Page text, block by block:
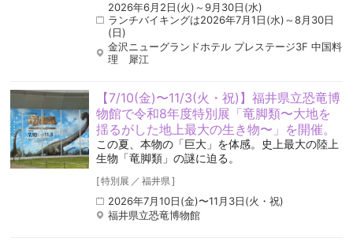
2026年6月2日(火)～9月30日(水)
ランチバイキングは2026年7月1日(水)～8月30日
(日)
金沢ニューグランドホテル プレステージ3F 中国料
理 犀江
【7/10(金)〜11/3(火・祝)】福井県立恐竜博
物館で令和8年度特別展「竜脚類〜大地を
揺るがした地上最大の生き物〜」を開催。
この夏、本物の「巨大」を体感。史上最大の陸上
生物「竜脚類」の謎に迫る。
[特別展 ／ 福井県]
2026年7月10日(金)〜11月3日(火・祝)
福井県立恐竜博物館